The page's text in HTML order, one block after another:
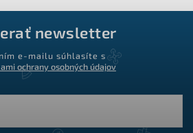
newsletter
e-mailu súhlasíte s
ochrany osobných údajov